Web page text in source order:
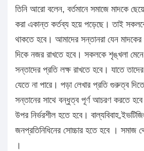
তিনি আরো বলেন, বর্তমানে সমাজে মাদকে
করা একান্ত কর্তব্য হয়ে পড়েছে। তাই
থাকতে হবে। আমাদের সন্তানরা যেন মাদকের
দিকে নজর রাখতে হবে। সকলকে শৃঙ্খলা মেনে
সন্তাদের প্রতি লক্ষ রাখতে হবে। যাতে
যেতে না পারে। পড়া লেখার প্রতি গুরুত্ব
সন্তানের সাথে বন্ধুত্ব পূর্ণ আচরণ করতে হবে।
উপর নির্ভরশীল হতে হবে।
জনপ্রতিনিধিনের সোচ্চার হতে হবে । সমাজ
।